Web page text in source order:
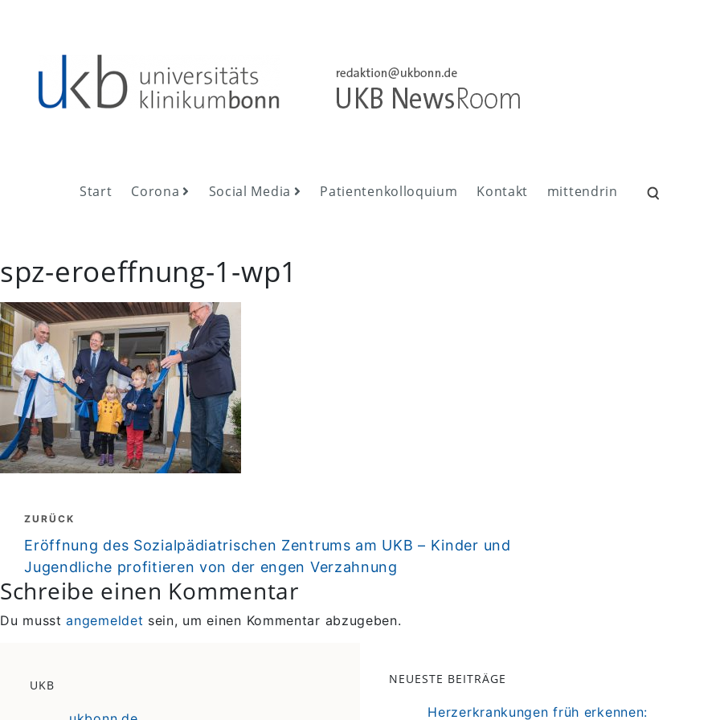
Start Corona Social Media Patientenkolloquium Kontakt mittendrin
Suchen
spz-eroeffnung-1-wp1
Beitragsnavigation
ZURÜCK
zurück
Eröffnung des Sozialpädiatrischen Zentrums am UKB – Kinder und
Jugendliche profitieren von der engen Verzahnung
Schreibe einen Kommentar
Du musstangemeldet sein, um einen Kommentar abzugeben.
UKB NEUESTE BEITRÄGE
Herzerkrankungen früh erkennen: